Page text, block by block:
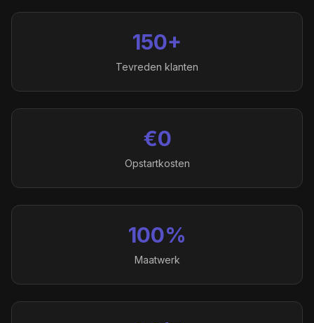
150+
Tevreden klanten
€0
Opstartkosten
100%
Maatwerk